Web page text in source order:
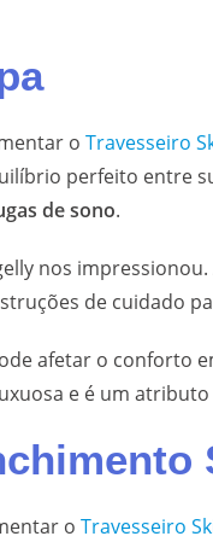
o Travesseiro
perfeito entre
de sono.
nos
de cuidado
afetar o conforto
e é um
o Travesseiro